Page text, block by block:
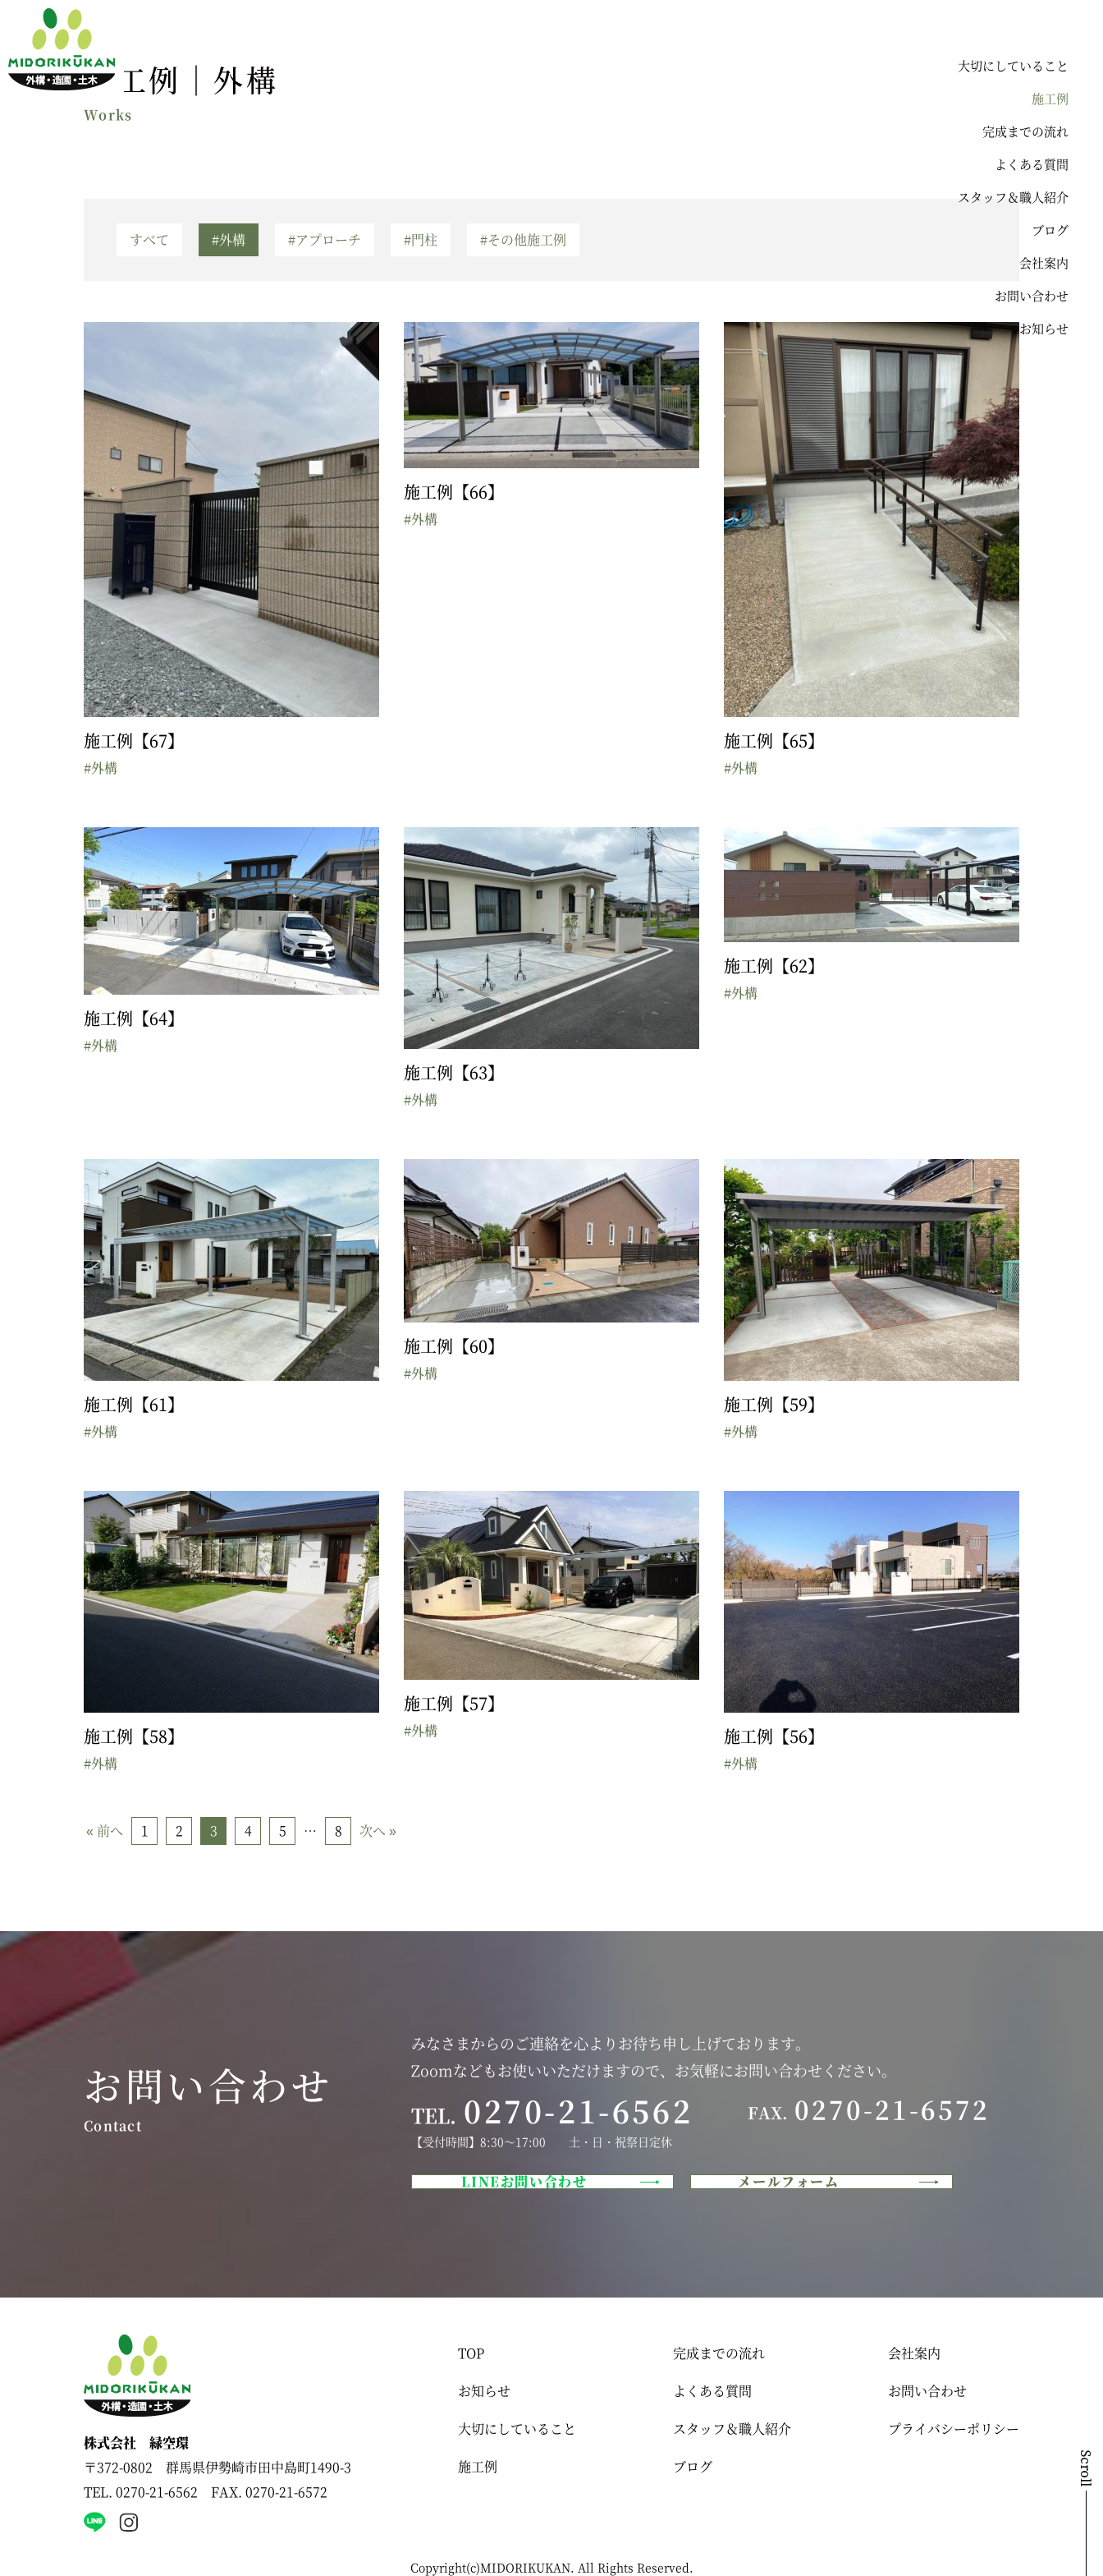
施工例｜ 外構
大切にしていること
施工例
完成までの流れ
よくある質問
スタッフ＆職人紹介
ブログ
会社案内
お問い合わせ
お知らせ
すべて #外構 #アプローチ #門柱 #その他施工例
施工例【67】
#外構
施工例【66】
#外構
施工例【65】
#外構
施工例【64】
#外構
施工例【63】
#外構
施工例【62】
#外構
施工例【61】
#外構
施工例【60】
#外構
施工例【59】
#外構
施工例【58】
#外構
施工例【57】
#外構 施工例【56】
#外構
« 前へ 1 2 3 4 5 … 8 次へ »
お問い合わせ
みなさまからのご連絡を心よりお待ち申し上げております。
Zoomなどもお使いいただけますので、お気軽にお問い合わせください。
TEL. 0270-21-6562
【受付時間】8:30～17:00 土・日・祝祭日定休
FAX. 0270-21-6572
LINEお問い合わせ メールフォーム
株式会社 緑空環
〒372-0802 群馬県伊勢崎市田中島町1490-3
TEL. 0270-21-6562 FAX. 0270-21-6572
TOP
お知らせ
大切にしていること
施工例
完成までの流れ
よくある質問
スタッフ＆職人紹介
ブログ
会社案内
お問い合わせ
プライバシーポリシー
Copyright(c)MIDORIKUKAN. All Rights Reserved.